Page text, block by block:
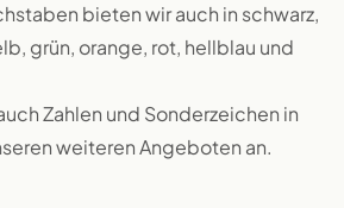
bieten wir auch in schwarz,
grün, orange, rot, hellblau und
Zahlen und Sonderzeichen in
weiteren Angeboten an.